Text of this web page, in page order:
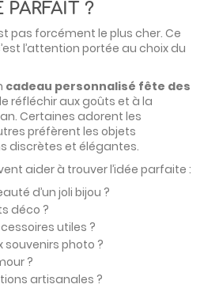
PARFAIT ?
pas forcément le plus cher. Ce
l’attention portée au choix du
cadeau personnalisé fête des
réfléchir aux goûts et à la
Certaines adorent les
préfèrent les objets
discrètes et élégantes.
aider à trouver l’idée parfaite :
d’un joli bijou ?
déco ?
utiles ?
souvenirs photo ?
?
artisanales ?